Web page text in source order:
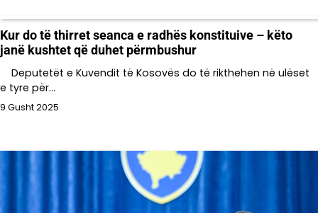
Kur do të thirret seanca e radhës konstituive – këto
janë kushtet që duhet përmbushur
Deputetët e Kuvendit të Kosovës do të rikthehen në ulëset
e tyre për…
9 Gusht 2025